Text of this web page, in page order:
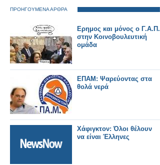
ΠΡΟΗΓΟΥΜΕΝΑ ΑΡΘΡΑ
Ερημος και μόνος ο Γ.Α.Π.
στην Κοινοβουλευτική
ομάδα
ΕΠΑΜ: Ψαρεύοντας στα
θολά νερά
Χάφιγκτον: Όλοι θέλουν
να είναι Έλληνες